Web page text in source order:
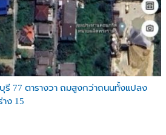
77 ตารางวา ถมสูงกว่าถนนทั้งแปลง
าง 15